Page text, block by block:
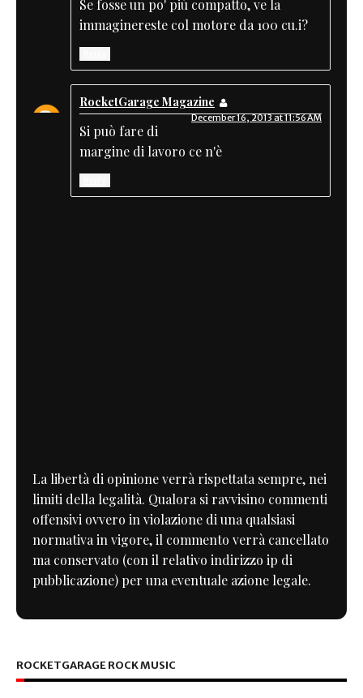
Se fosse un po' più compatto, ve la
immaginereste col motore da 100 cu.i?
RocketGarage Magazine
December 16, 2013 at 11:56 AM
Si può fare di
margine di lavoro ce n'è
La libertà di opinione verrà rispettata sempre, nei
limiti della legalità. Qualora si ravvisino commenti
offensivi ovvero in violazione di una qualsiasi
normativa in vigore, il commento verrà cancellato
ma conservato (con il relativo indirizzo ip di
pubblicazione) per una eventuale azione legale.
ROCKETGARAGE ROCK MUSIC